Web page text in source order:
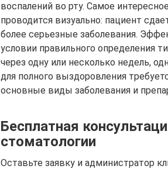
воспалений во рту. Самое
проводится визуально: пациент
более серьезные заболевания.
условии правильного определения
через одну или несколько недель,
для полного выздоровления
основные виды заболевания и
Бесплатная
стоматологии
Оставьте заявку и администратор